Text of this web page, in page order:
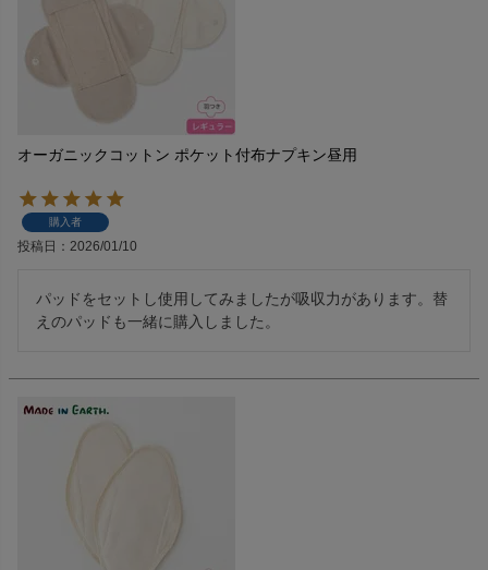
オーガニックコットン ポケット付布ナプキン昼用
購入者
投稿日 2026/01/10
パッドをセットし使用してみましたが吸収力があります。替
えのパッドも一緒に購入しました。